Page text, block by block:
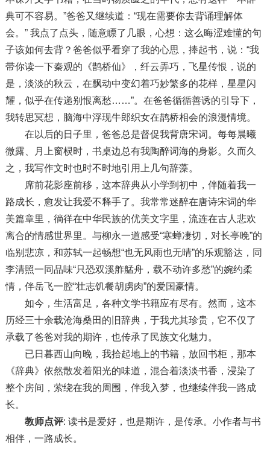
典可不容易。”爸爸又继续道：“现在需要你去背诵理解体
会。” 我点了点头，随意瞟了几眼，心想：这么晦涩难懂的句
子该如何去背？爸爸似乎看穿了我的心思，捧起书，说：“我
带你读一下秦观的《鹊桥仙》，纤云弄巧，飞星传恨，说的
是，淡淡的秋云，在飘动中变幻着巧妙繁多的花样，星星闪
耀，似乎在传递别恨离愁……”。在爸爸循循善诱的引导下，
我转思冥想，脑海中浮现牛郎织女在鹊桥相会的浪漫情境。
在以后的日子里，爸爸总是督促我背唐宋词。每每晨曦
微露、月上窗棂时，书桌边总有我陶醉词海的身影。久而久
之，我写作文时也时不时地引用上几句辞藻。
席前花影座前移，这本辞典从小学到初中，伴随着我一
路成长，愈发让我爱不释手了。我常常迷醉在唐诗宋词的华
美篇章里，徜徉在中华民族的优美文字里，流连在古人悲欢
离合的情感世界里。与柳永一道感受“寒蝉凄切，对长亭晚”的
临别悲凉，和苏轼一起畅想“也无风雨也无晴”的乐观豁达，同
李清照一同品味“只恐双溪舴艋舟，载不动许多愁”的婉约柔
情，伴岳飞一腔“壮志饥餐胡虏肉”的爱国豪情。
如今，生活富足，各种文学书籍应有尽有。然而，这本
历经三十余载沧海桑田的旧辞典，于我尤其珍贵，它不仅了
承载了爸爸对我的期许，也传承了民族文化魅力。
已日暮西山向晚，我拾起地上的书籍，放回书柜，那本
《辞典》依然散发着阳光的味道，混合着淡淡书香，浸染了
整个房间，萦绕在我的周围，伴我入梦，也继续伴我一路成
长。
教师点评: 读书是爱好，也是期许，是传承。小作者与书
相伴，一路成长。